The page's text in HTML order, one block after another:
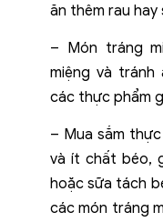
ăn thêm rau hay
– Món tráng
miệng và tránh
các thực phẩm
– Mua sắm
và ít chất béo,
hoặc sữa tách
các món tráng